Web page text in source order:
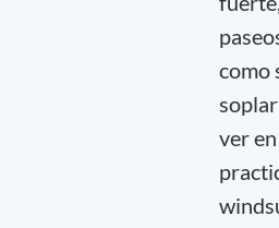
como
ver